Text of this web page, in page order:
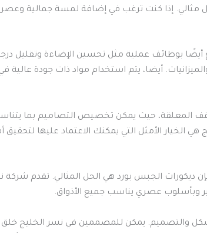
مثالي. إذا كنت ترغب في إضافة لمسة جمالية
بوظائف عملية مثل تحسين الإضاءة وتقليل
أيضا، يتم استخدام مواد ذات جودة عالية
المعلقة، حيث يمكن تخصيص التصاميم بما
الأمثل التي يمكنك الاعتماد عليها لتحقيق
ديكورات الجبس بورد هي الحل المثالي. تقدم
وبأسلوب عصري يناسب جميع الأذواق.
والتصميم. يمكن للمصممين في نسر الخليج خلق